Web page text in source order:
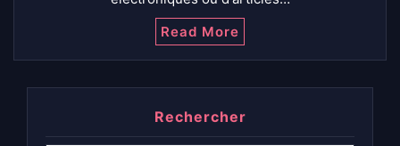
Read More
Rechercher